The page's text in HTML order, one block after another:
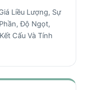
Liều Lượng, Sự
Độ Ngọt,
Cấu Và Tính